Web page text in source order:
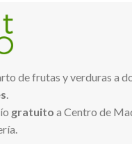
de frutas y verduras a
.
gratuito a Centro de